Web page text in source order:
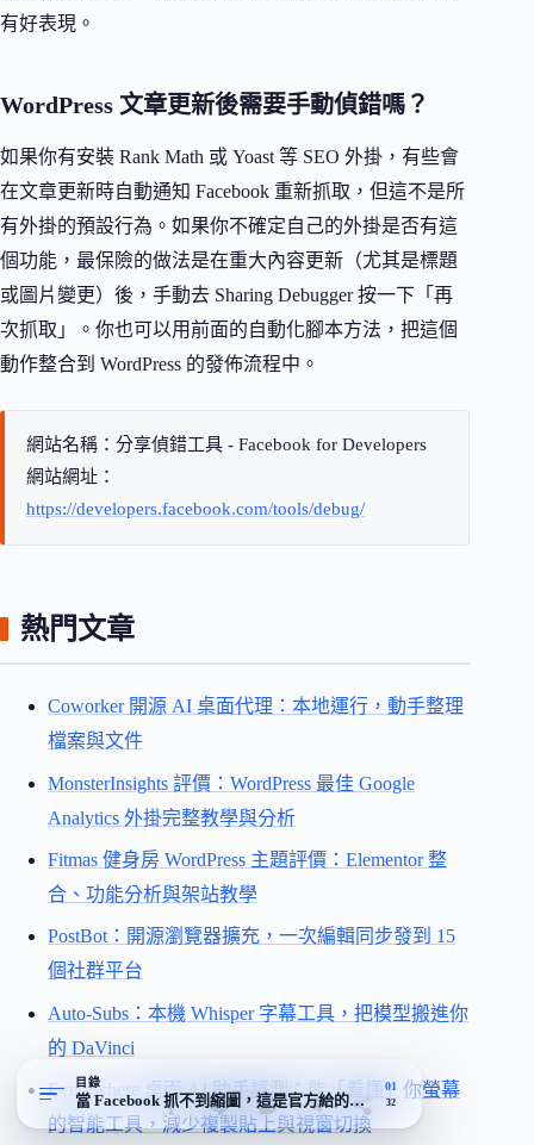
有好表現。
WordPress 文章更新後需要手動偵錯嗎？
如果你有安裝 Rank Math 或 Yoast 等 SEO 外掛，有些會
在文章更新時自動通知 Facebook 重新抓取，但這不是所
有外掛的預設行為。如果你不確定自己的外掛是否有這
個功能，最保險的做法是在重大內容更新（尤其是標題
或圖片變更）後，手動去 Sharing Debugger 按一下「再
次抓取」。你也可以用前面的自動化腳本方法，把這個
動作整合到 WordPress 的發佈流程中。
網站名稱：分享偵錯工具 - Facebook for Developers
網站網址：
https://developers.facebook.com/tools/debug/
熱門文章
Coworker 開源 AI 桌面代理：本地運行，動手整理
檔案與文件
MonsterInsights 評價：WordPress 最佳 Google
Analytics 外掛完整教學與分析
Fitmas 健身房 WordPress 主題評價：Elementor 整
合、功能分析與架站教學
PostBot：開源瀏覽器擴充，一次編輯同步發到 15
個社群平台
Auto-Subs：本機 Whisper 字幕工具，把模型搬進你
的 DaVinci
Everywhere 桌面 AI 助手評測：能「看懂」你螢幕
的智能工具，減少複製貼上與視窗切換
目錄
當 Facebook 抓不到縮圖，這是官方給的修正入口
01
32